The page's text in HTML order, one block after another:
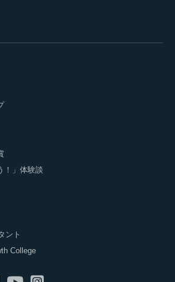
！」体験談
ント
College